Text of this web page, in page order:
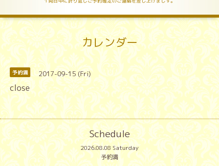
カレンダー
予約満 2017-09-15 (Fri)
close
Schedule
2026.08.08 Saturday
予約満